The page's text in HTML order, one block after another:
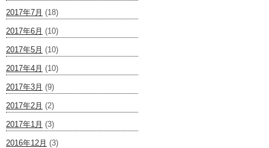
2017年7月 (18)
2017年6月 (10)
2017年5月 (10)
2017年4月 (10)
2017年3月 (9)
2017年2月 (2)
2017年1月 (3)
2016年12月 (3)